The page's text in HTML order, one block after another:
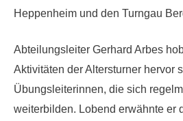
Heppenheim und den Turngau
Abteilungsleiter Gerhard Arbes
Aktivitäten der Altersturner hervor
Übungsleiterinnen, die sich
weiterbilden. Lobend erwähnte er